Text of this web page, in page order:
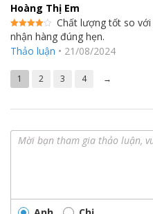
Hoàng Thị Em
Được
xếp hạng
45 sao
Chất lượng tốt so
nhận hàng đúng hẹn.
Thảo luận • 21/08/2024
1 2 3 4 →